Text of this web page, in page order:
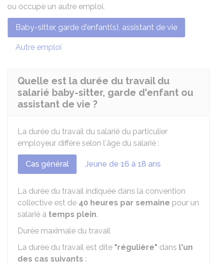
ou occupe un autre emploi.
Baby-sitter, garde d'enfant(s), assistant de vie
Autre emploi
Quelle est la durée du travail du
salarié baby-sitter, garde d'enfant ou
assistant de vie ?
La durée du travail du salarié du particulier
employeur diffère selon l'âge du salarié :
Cas général Jeune de 16 à 18 ans
La durée du travail indiquée dans la convention
collective est de 40 heures par semaine pour un
salarié à temps plein.
Durée maximale du travail
La durée du travail est dite "régulière" dans l'un
des cas suivants :